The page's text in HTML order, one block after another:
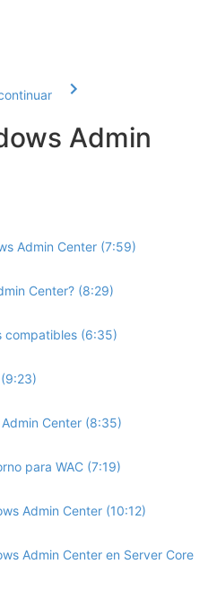
Admin
Admin Center (7:59)
Center? (8:29)
compatibles (6:35)
Center (8:35)
para WAC (7:19)
Admin Center (10:12)
Admin Center en Server Core